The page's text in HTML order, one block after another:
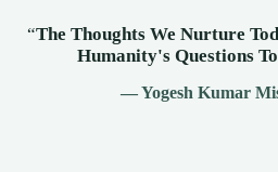
“The Thoughts We Nurture
Humanity's Questions
— Yogesh Kumar